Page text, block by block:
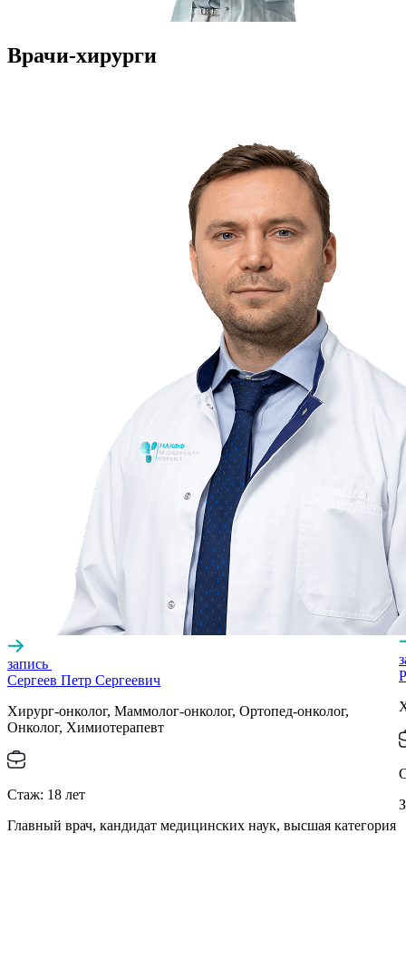
Врачи-хирурги
запись
Сергеев Петр Сергеевич
Хирург-онколог, Маммолог-онколог, Ортопед-онколог,
Онколог, Химиотерапевт
Стаж: 18 лет
Главный врач, кандидат медицинских наук, высшая категория